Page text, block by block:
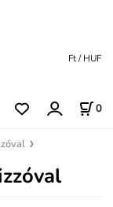
0
Ft / HUF